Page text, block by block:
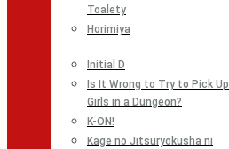
Toalety
Horimiya
Initial D
Is It Wrong to Try to Pick Up
Girls in a Dungeon?
K-ON!
Kage no Jitsuryokusha ni